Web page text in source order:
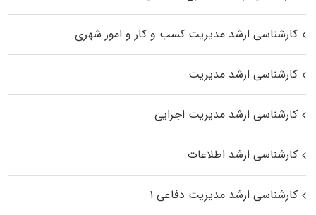
کارشناسی ارشد مدیریت کسب و کار و امور شهری
کارشناسی ارشد مدیریت
کارشناسی ارشد مدیریت اجرایی
کارشناسی ارشد اطلاعات
کارشناسی ارشد مدیریت دفاعی ۱